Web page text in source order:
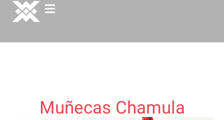
Muñecas Chamula